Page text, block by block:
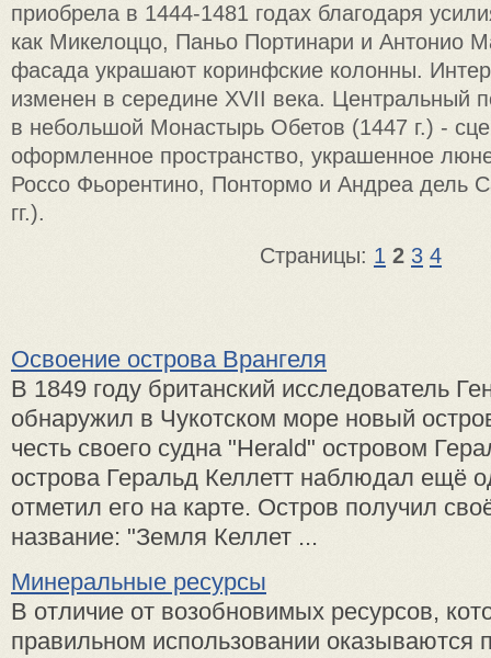
приобрела в 1444-1481 годах благодаря
как Микелоццо, Паньо Портинари и Антонио
фасада украшают коринфские колонны.
изменен в середине XVII века. Центральный
в небольшой Монастырь Обетов (1447 г.) -
оформленное пространство, украшенное
Россо Фьорентино, Понтормо и Андреа дель
гг.).
Страницы: 1 2 3 4
Освоение острова Врангеля
В 1849 году британский исследователь
обнаружил в Чукотском море новый
честь своего судна "Herald" островом
острова Геральд Келлетт наблюдал ещё
отметил его на карте. Остров получил
название: "Земля Келлет ...
Минеральные ресурсы
В отличие от возобновимых ресурсов,
правильном использовании оказываются